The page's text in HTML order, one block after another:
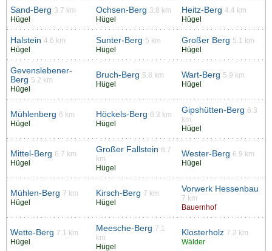
Sand-Berg 3.7 km
Hügel
Ochsen-Berg 3.8 km
Hügel
Heitz-Berg 4.4 km
Hügel
Halstein 4.6 km
Hügel
Sunter-Berg 5 km
Hügel
Großer Berg 5.1 km
Hügel
Gevenslebener-
Berg 5.2 km
Hügel
Bruch-Berg 5.8 km
Hügel
Wart-Berg 5.9 km
Hügel
Mühlenberg 6 km
Hügel
Höckels-Berg 6.3 km
Hügel
Gipshütten-Berg 6.3
km
Hügel
Mittel-Berg 6.7 km
Hügel
Großer Fallstein 6.7
km
Hügel
Wester-Berg 6.9 km
Hügel
Mühlen-Berg 7 km
Hügel
Kirsch-Berg 7 km
Hügel
Vorwerk Hessenbau
7 km
Bauernhof
Wette-Berg 7.1 km
Hügel
Meesche-Berg 7.1
km
Hügel
Klosterholz 7.2 km
Wälder